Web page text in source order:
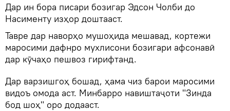
Дар ин бора писари бозигар Эдсон Чолби до
Насименту изҳор доштааст.
Тавре дар наворҳо мушоҳида мешавад, кортежи
маросими дафнро мухлисони бозигари афсонавӣ
дар кӯчаҳо пешвоз гирифтанд.
Дар варзишгоҳ бошад, ҳама чиз барои маросими
видоъ омода аст. Минбарро навиштаҷоти "Зинда
бод шоҳ" оро додааст.